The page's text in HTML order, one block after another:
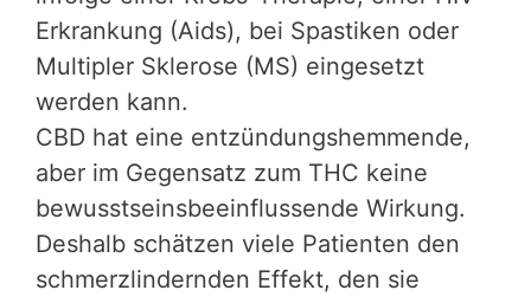
Erkrankung (Aids), bei Spastiken oder
Multipler Sklerose (MS) eingesetzt
werden kann.
CBD hat eine entzündungshemmende,
aber im Gegensatz zum THC keine
bewusstseinsbeeinflussende Wirkung.
Deshalb schätzen viele Patienten den
schmerzlindernden Effekt, den sie